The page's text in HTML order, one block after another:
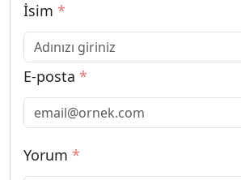
İsim *
E-posta *
Yorum *